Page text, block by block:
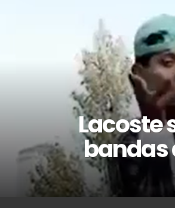
Lacoste
bandas